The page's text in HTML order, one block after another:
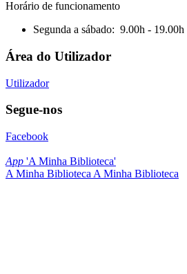
Horário de funcionamento
Segunda a sábado: 9.00h - 19.00h
Área do Utilizador
Utilizador
Segue-nos
Facebook
App 'A Minha Biblioteca'
A Minha Biblioteca A Minha Biblioteca